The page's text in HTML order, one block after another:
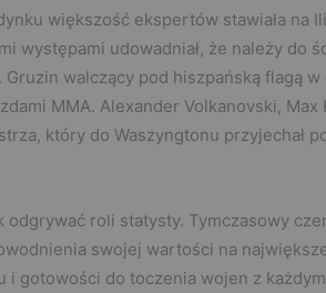
większość ekspertów stawiała na
występami udowadniał, że należy do
Gruzin walczący pod hiszpańską flagą
MMA. Alexander Volkanovski,
który do Waszyngtonu przyjechał
odgrywać roli statysty. Tymczasowy
swojej wartości na
i gotowości do toczenia wojen z